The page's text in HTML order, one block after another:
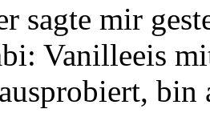
sagte mir
Vanilleeis
bin